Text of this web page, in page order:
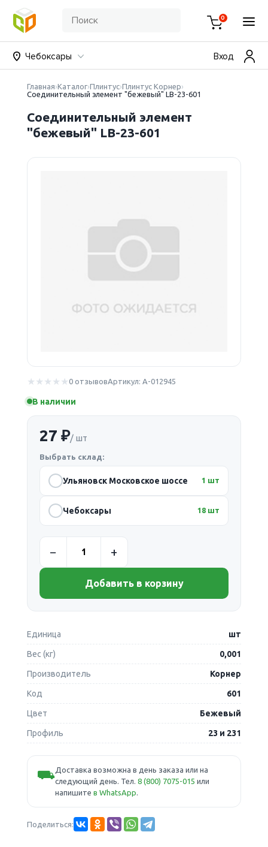
0
Чебоксары Вход
Главная Каталог Плинтус Плинтус Корнер
Соединительный элемент "бежевый" LB-23-601
Соединительный элемент
"бежевый" LB-23-601
0 отзывовАртикул: А-012945
В наличии
27 ₽/ шт
Выбрать склад:
Ульяновск Московское шоссе 1 шт
Чебоксары 18 шт
Добавить в корзину
Единица шт
Вес (кг) 0,001
Производитель Корнер
Код 601
Цвет Бежевый
Профиль 23 и 231
⛟Доставка возможна в день заказа или на
следующий день. Тел. 8 (800) 7075-015 или
напишите в WhatsApp.
Поделиться: